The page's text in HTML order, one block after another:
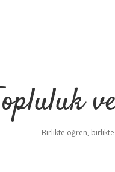
Birlikte öğren,